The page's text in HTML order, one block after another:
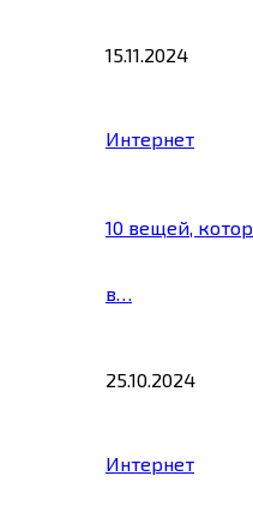
15.11.2024
Интернет
10 вещей,
в…
25.10.2024
Интернет